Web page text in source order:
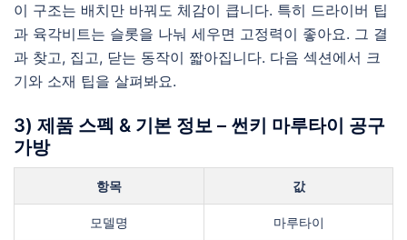
이 구조는 배치만 바꿔도 체감이 큽니다. 특히 드라이버 팁
과 육각비트는 슬롯을 나눠 세우면 고정력이 좋아요. 그 결
과 찾고, 집고, 닫는 동작이 짧아집니다. 다음 섹션에서 크
기와 소재 팁을 살펴봐요.
3) 제품 스펙 & 기본 정보 – 썬키 마루타이 공구
가방
항목 값
모델명 마루타이